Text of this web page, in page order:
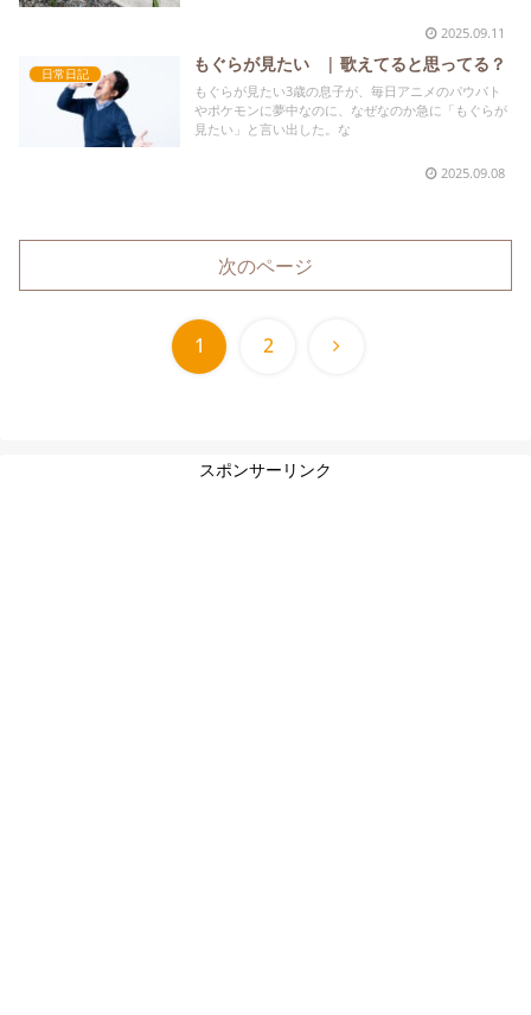
2025.09.11
日常日記 もぐらが見たい | 歌えてると思ってる？
もぐらが見たい3歳の息子が、毎日アニメのパウパト
やポケモンに夢中なのに、なぜなのか急に「もぐらが
見たい」と言い出した。な
2025.09.08
次のページ
1 2
次
スポンサーリンク